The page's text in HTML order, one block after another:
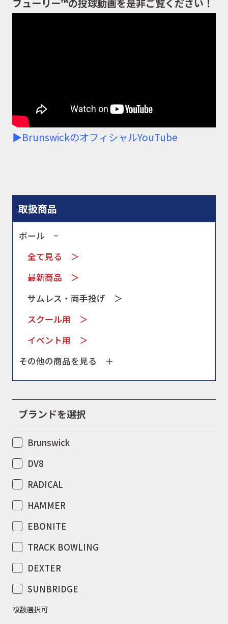
取扱商品
ボール −
全て見る ＞
最新商品 ＞
サムレス・両手投げ ＞
スクール用 ＞
イベント用 ＞
その他の商品を見る ＋
ブランドを選択
Brunswick
DV8
RADICAL
HAMMER
EBONITE
TRACK BOWLING
DEXTER
SUNBRIDGE
複数選択可
▶BrunswickのオフィシャルYouTube